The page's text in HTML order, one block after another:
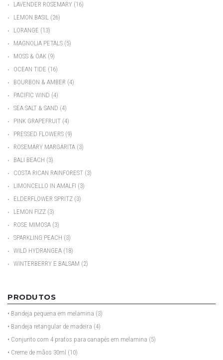
• LAVENDER ROSEMARY (16)
• LEMON BASIL (26)
• LORANGE (13)
• MAGNOLIA PETALS (5)
• MOSS & OAK (9)
• OCEAN TIDE (16)
• BOURBON & AMBER (4)
• PACIFIC WIND (4)
• SEA SALT & SAND (4)
• PINK GRAPEFRUIT (4)
• PRESSED FLOWERS (9)
• ROSEMARY MARGARITA (3)
• BALI BEACH (3)
• COSTA RICAN RAINFOREST (3)
• LIMONCELLO IN AMALFI (3)
• ELDERFLOWER SPRITZ (3)
• LEMON FIZZ (3)
• ROSE MIMOSA (3)
• SPARKLING PEACH (3)
• WILD HYDRANGEA (18)
• WINTERBERRY E BALSAM (2)
PRODUTOS
• Bandeja pequena em melamina (3)
• Bandeja retangular de madeira (4)
• Conjunto com 4 pratos para canapés em melamina (5)
• Creme de mãos 30ml (10)